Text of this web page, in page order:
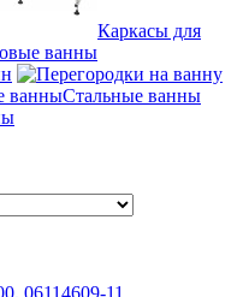
Каркасы для
ванны
Стальные ванны